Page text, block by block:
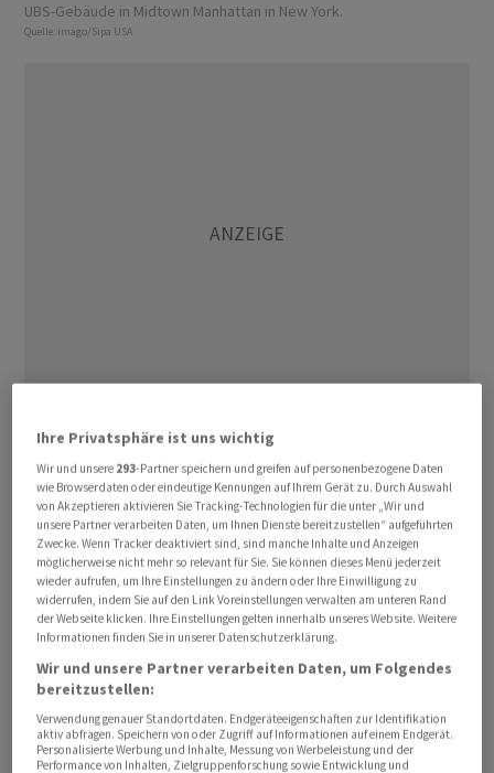
UBS-Gebäude in Midtown Manhattan in New York.
Quelle: imago/Sipa USA
Analyst Chris Hallam vonGoldman Sachs
einer der zuversichtlichsten Analysten punktoUBS-
Aktie. Im März des letzten Jahres, als die Zwangsheirat
mit der Credit Suisse angekündigt wurde, setzte
Hallam gleich ein Kursziel von 35 Franken - obwohl die
Aktie damals lediglich bei 20 Franken notierte.
Diesen Kurs müsste die Aktie theoretisch in einem
Monat erreichen, denn die ausgegebenen Kursziele
gelten jeweils für die nächsten zwölf Monate. Von einem
Niveau von 35 Franken ist die Aktie aber weit entfernt.
Sie steigt am Donnerstag um 0,6 Prozent auf 24,40
Franken.
Ihre Privatsphäre ist uns wichtig
Wir und unsere 293-Partner speichern und greifen auf personenbezogene Daten
wie Browserdaten oder eindeutige Kennungen auf Ihrem Gerät zu. Durch Auswahl
von Akzeptieren aktivieren Sie Tracking-Technologien für die unter „Wir und
unsere Partner verarbeiten Daten, um Ihnen Dienste bereitzustellen“ aufgeführten
Zwecke. Wenn Tracker deaktiviert sind, sind manche Inhalte und Anzeigen
möglicherweise nicht mehr so relevant für Sie. Sie können dieses Menü jederzeit
wieder aufrufen, um Ihre Einstellungen zu ändern oder Ihre Einwilligung zu
widerrufen, indem Sie auf den Link Voreinstellungen verwalten am unteren Rand
der Webseite klicken. Ihre Einstellungen gelten innerhalb unseres Website. Weitere
Informationen finden Sie in unserer Datenschutzerklärung.
Wir und unsere Partner verarbeiten Daten, um Folgendes
bereitzustellen:
Verwendung genauer Standortdaten. Endgeräteeigenschaften zur Identifikation
aktiv abfragen. Speichern von oder Zugriff auf Informationen auf einem Endgerät.
Personalisierte Werbung und Inhalte, Messung von Werbeleistung und der
Performance von Inhalten, Zielgruppenforschung sowie Entwicklung und